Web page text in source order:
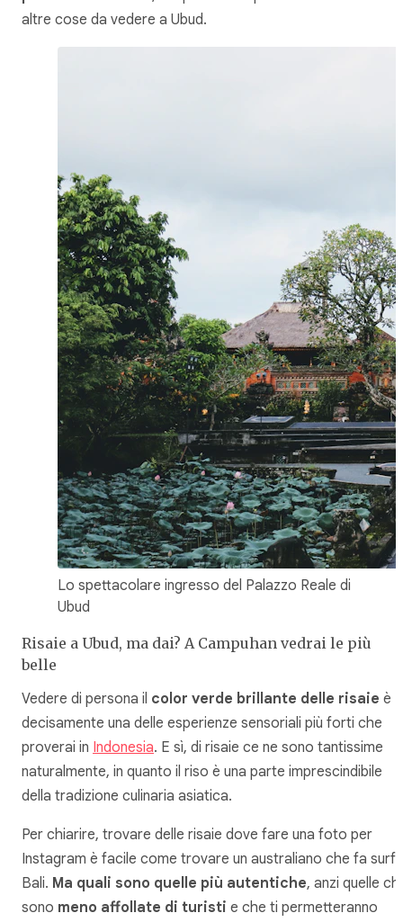
altre cose da vedere a Ubud.
Lo spettacolare ingresso del Palazzo Reale di
Ubud
Risaie a Ubud, ma dai? A Campuhan vedrai le più
belle
Vedere di persona il color verde brillante delle risaie è
decisamente una delle esperienze sensoriali più forti che
proverai in Indonesia. E sì, di risaie ce ne sono tantissime
naturalmente, in quanto il riso è una parte imprescindibile
della tradizione culinaria asiatica.
Per chiarire, trovare delle risaie dove fare una foto per
Instagram è facile come trovare un australiano che fa surf
Bali. Ma quali sono quelle più autentiche, anzi quelle
sono meno affollate di turisti e che ti permetteranno